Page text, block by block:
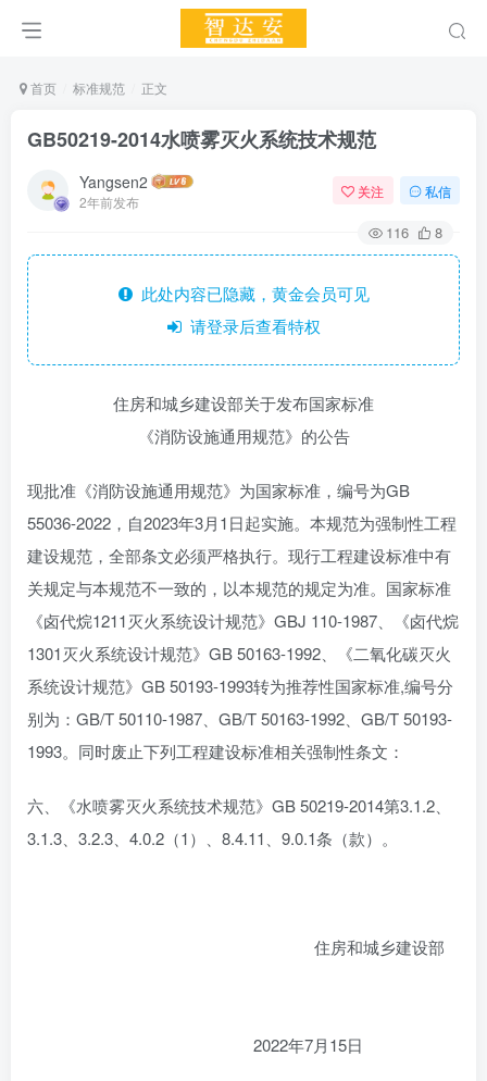
首页 标准规范 正文
GB50219-2014水喷雾灭火系统技术规范
Yangsen2
2年前发布
关注 私信
116 8
此处内容已隐藏，黄金会员可见
请登录后查看特权
住房和城乡建设部关于发布国家标准
《消防设施通用规范》的公告
现批准《消防设施通用规范》为国家标准，编号为GB
55036-2022，自2023年3月1日起实施。本规范为强制性工程
建设规范，全部条文必须严格执行。现行工程建设标准中有
关规定与本规范不一致的，以本规范的规定为准。国家标准
《卤代烷1211灭火系统设计规范》GBJ 110-1987、《卤代烷
1301灭火系统设计规范》GB 50163-1992、《二氧化碳灭火
系统设计规范》GB 50193-1993转为推荐性国家标准,编号分
别为：GB/T 50110-1987、GB/T 50163-1992、GB/T 50193-
1993。同时废止下列工程建设标准相关强制性条文：
六、《水喷雾灭火系统技术规范》GB 50219-2014第3.1.2、
3.1.3、3.2.3、4.0.2（1）、8.4.11、9.0.1条（款）。
住房和城乡建设部
2022年7月15日